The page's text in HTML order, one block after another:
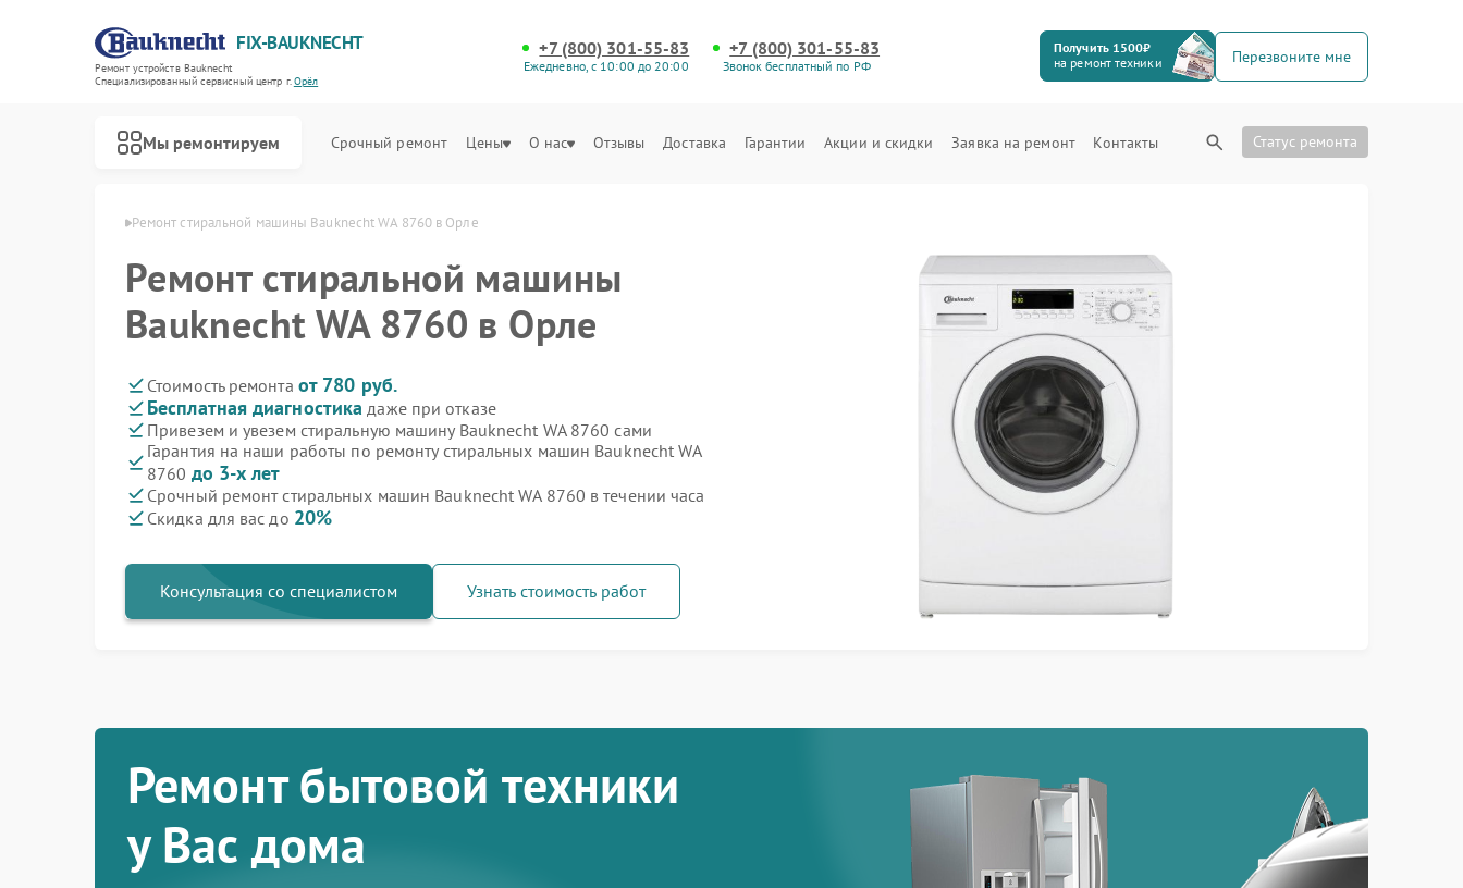
FIX-BAUKNECHT
Ремонт устройств Bauknecht
Специализированный cервисный центр г.Орёл
+7 (800) 301-55-83
Ежедневно, с 10:00 до 20:00
+7 (800) 301-55-83
Звонок бесплатный по РФ
Получить 1500₽
на ремонт техники
Перезвоните мне
Мы ремонтируем Срочный ремонт Цены О нас Отзывы Доставка Гарантии Акции и скидки Заявка на ремонт Контакты Статус ремонта
Ремонт стиральной машины Bauknecht WA 8760 в Орле
Ремонт стиральной машины
Bauknecht WA 8760 в Орле
Стоимость ремонта от 780 руб.
Бесплатная диагностика даже при отказе
Привезем и увезем стиральную машину Bauknecht WA 8760 сами
Гарантия на наши работы по ремонту стиральных машин Bauknecht WA
8760 до 3-х лет
Срочный ремонт стиральных машин Bauknecht WA 8760 в течении часа
Скидка для вас до 20%
Консультация со специалистом Узнать стоимость работ
Ремонт бытовой техники
у Вас дома